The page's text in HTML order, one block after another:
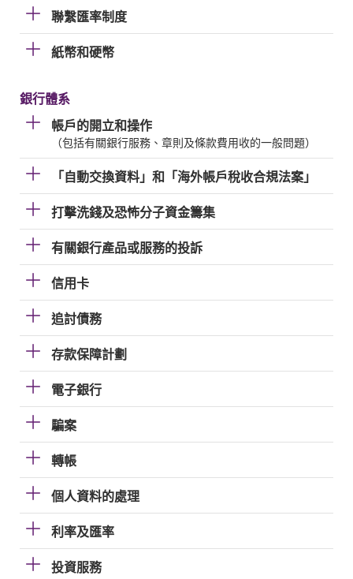
聯繫匯率制度
紙幣和硬幣
銀行體系
帳戶的開立和操作
（包括有關銀行服務、章則及條款費用收的一般問題）
「自動交換資料」和「海外帳戶稅收合規法案」
打擊洗錢及恐怖分子資金籌集
有關銀行產品或服務的投訴
信用卡
追討債務
存款保障計劃
電子銀行
騙案
轉帳
個人資料的處理
利率及匯率
投資服務